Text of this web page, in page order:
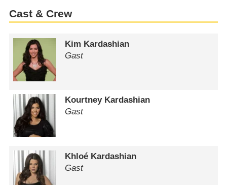
Cast & Crew
Kim Kardashian
Gast
Kourtney Kardashian
Gast
Khloé Kardashian
Gast